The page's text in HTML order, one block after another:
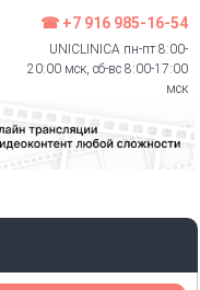
☎ +7 916 985-16-54
UNICLINICA пн-пт 8:00-
20:00 мск, сб-вс 8:00-17:00
мск